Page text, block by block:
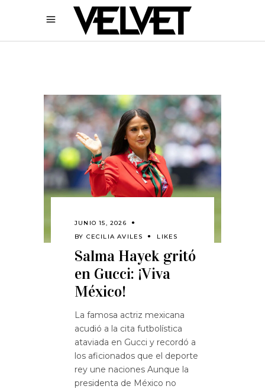
JUNIO 15, 2026
BY CECILIA AVILES LIKES
Salma Hayek gritó
en Gucci: ¡Viva
México!
La famosa actriz mexicana
acudió a la cita futbolística
ataviada en Gucci y recordó a
los aficionados que el deporte
rey une naciones Aunque la
presidenta de México no